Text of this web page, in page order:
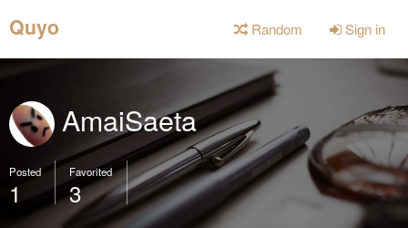
Quyo Random Sign in
AmaiSaeta
Posted
1
Favorited
3